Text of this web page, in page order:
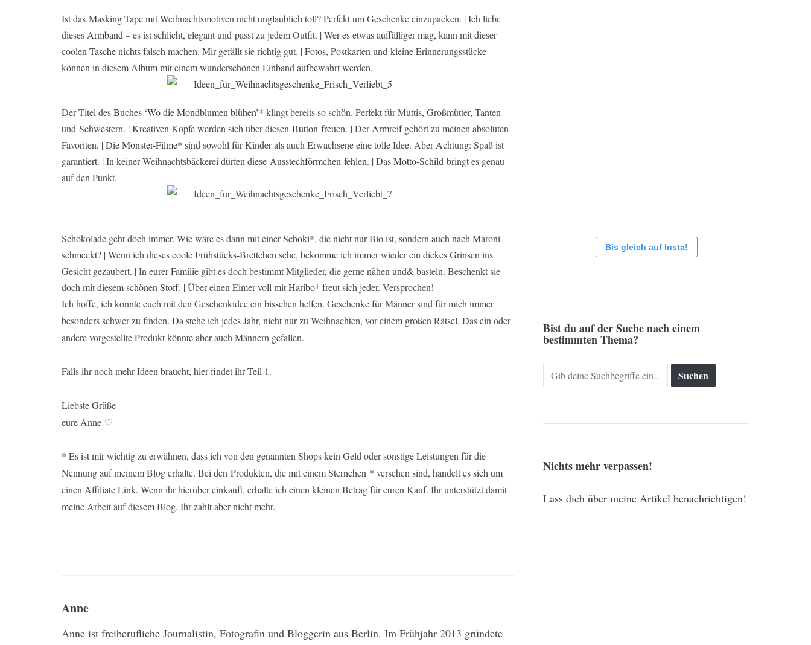
Ist das Masking Tapemit Weihnachtsmotiven nicht unglaublich toll? Perfekt um Geschenke einzupacken. | Ich liebe
dieses Armband – es ist schlicht, elegant und passt zu jedem Outfit. | Wer es etwas auffälliger mag, kann mit dieser
coolen Taschenichts falsch machen. Mir gefällt sie richtig gut. | Fotos, Postkarten und kleine Erinnerungsstücke
können in diesem Albummit einem wunderschönen Einband aufbewahrt werden.
Der Titel desBuches ‘Wo die Mondblumen blühen’* klingt bereits so schön. Perfekt für Muttis, Großmütter, Tanten
und Schwestern. | Kreativen Köpfe werden sich über diesen Button freuen. | DerArmreifgehört zu meinen absoluten
Favoriten. | DieMonster-Filme* sind sowohl für Kinder als auch Erwachsene eine tolle Idee. Aber Achtung: Spaß ist
garantiert. | In keiner Weihnachtsbäckerei dürfen diese Ausstechförmchen fehlen. | DasMotto-Schild bringt es genau
auf den Punkt.
Schokolade geht doch immer. Wie wäre es dann mit einerSchoki*, die nicht nur Bio ist, sondern auch nach Maroni
schmeckt? | Wenn ich dieses cooleFrühstücks-Brettchen sehe, bekomme ich immer wieder ein dickes Grinsen ins
Gesicht gezaubert. | In eurer Familie gibt es doch bestimmt Mitglieder, die gerne nähen und& basteln. Beschenkt sie
doch mit diesem schönen Stoff. | Über einen Eimer voll mitHaribo* freut sich jeder. Versprochen!
Ich hoffe, ich konnte euch mit den Geschenkidee ein bisschen helfen. Geschenke für Männer sind für mich immer
besonders schwer zu finden. Da stehe ich jedes Jahr, nicht nur zu Weihnachten, vor einem großen Rätsel. Das ein oder
andere vorgestellte Produkt könnte aber auch Männern gefallen.
Falls ihr noch mehr Ideen braucht, hier findet ihrTeil 1.
Liebste Grüße
eure Anne ♡
* Es ist mir wichtig zu erwähnen, dass ich von den genannten Shops kein Geld oder sonstige Leistungen für die
Nennung auf meinem Blog erhalte. Bei den Produkten, die mit einem Sternchen * versehen sind, handelt es sich um
einen Affiliate Link. Wenn ihr hierüber einkauft, erhalte ich einen kleinen Betrag für euren Kauf. Ihr unterstützt damit
meine Arbeit auf diesem Blog. Ihr zahlt aber nicht mehr.
Anne
Anne ist freiberufliche Journalistin, Fotografin und Bloggerin aus Berlin. Im Frühjahr 2013 gründete
Bis gleich auf Insta!
Bist du auf der Suche nach einem
bestimmten Thema?
Search
for:
Nichts mehr verpassen!
Lass dich über meine Artikel benachrichtigen!